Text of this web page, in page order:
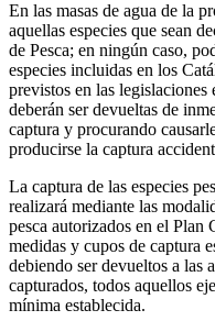
En las masas de agua de la
aquellas especies que sean
de Pesca; en ningún caso,
especies incluidas en los
previstos en las legislaciones
deberán ser devueltas de
captura y procurando
producirse la captura
La captura de las especies
realizará mediante las
pesca autorizados en el Plan
medidas y cupos de captura
debiendo ser devueltos a las
capturados, todos aquellos
mínima establecida.